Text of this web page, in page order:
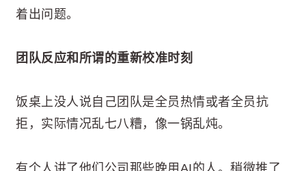
着出问题。
团队反应和所谓的重新校准时刻
饭桌上没人说自己团队是全员热情或者全员抗
拒，实际情况乱七八糟，像一锅乱炖。
有个人讲了他们公司那些晚用AI的人。稍微推了